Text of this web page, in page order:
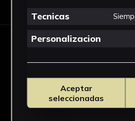
Cicus
Tecnicas
Personalizacion
Aceptar
seleccionadas